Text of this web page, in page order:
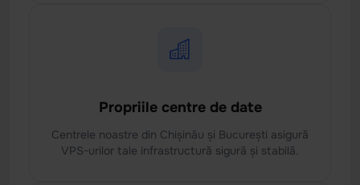
Propriile centre de date
Centrele noastre din Chișinău și București asigură
VPS-urilor tale infrastructură sigură și stabilă.